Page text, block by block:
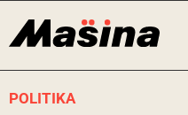
POLITIKA